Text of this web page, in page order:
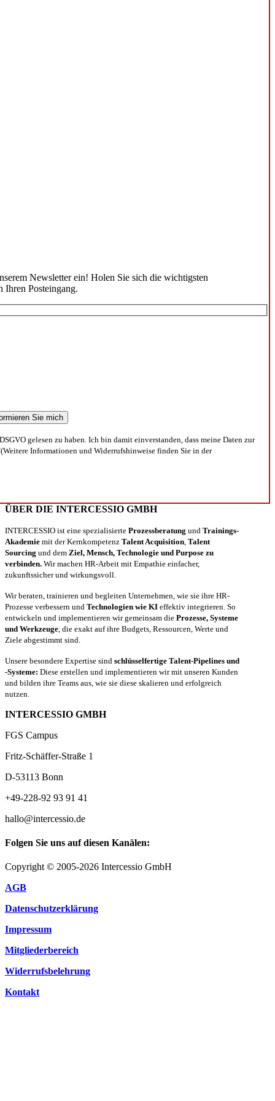
Newsletter ein! Holen Sie sich die wichtigsten
Ihren Posteingang.
gelesen zu haben. Ich bin damit einverstanden, dass meine Daten zur
Informationen und Widerrufshinweise finden Sie in der
ÜBER DIE INTERCESSIO GMBH
INTERCESSIO ist eine spezialisierte Prozessberatung und Trainings-
Akademie mit der Kernkompetenz Talent Acquisition Talent
Sourcing und dem Ziel, Mensch, Technologie und Purpose zu
verbinden. Wir machen HR-Arbeit mit Empathie einfacher,
zukunftssicher und wirkungsvoll.
Wir beraten, trainieren und begleiten Unternehmen, wie sie ihre HR-
Prozesse verbessern und Technologien wie KI effektiv integrieren. So
entwickeln und implementieren wir gemeinsam die Prozesse, Systeme
und Werkzeuge , die exakt auf ihre Budgets, Ressourcen, Werte und
Ziele abgestimmt sind.
Unsere besondere Expertise sind schlüsselfertige Talent-Pipelines und
-Systeme: Diese erstellen und implementieren wir mit unseren Kunden
und bilden ihre Teams aus, wie sie diese skalieren und erfolgreich
nutzen.
INTERCESSIO GMBH
FGS Campus
Fritz-Schäffer-Straße 1
D-53113 Bonn
+49-228-92 93 91 41
hallo@intercessio.de
Folgen Sie uns auf diesen Kanälen:
Copyright © 2005-2026 Intercessio GmbH
AGB
Datenschutzerklärung
Impressum
Mitgliederbereich
Widerrufsbelehrung
Kontakt